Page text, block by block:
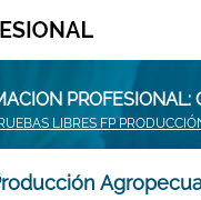
PROFESIONAL:
LIBRES FP